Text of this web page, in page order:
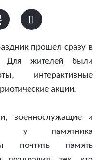
прошел сразу в
Для жителей были
интерактивные
акции.
военнослужащие и
у памятника
почтить память